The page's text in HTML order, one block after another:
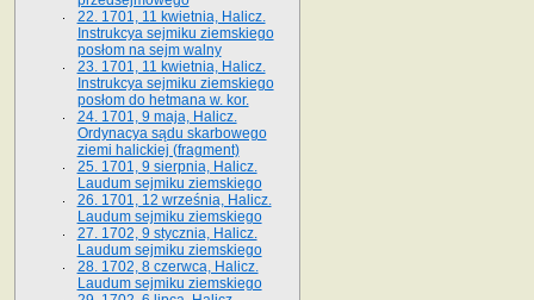
22. 1701, 11 kwietnia, Halicz.
Instrukcya sejmiku ziemskiego
posłom na sejm walny
23. 1701, 11 kwietnia, Halicz.
Instrukcya sejmiku ziemskiego
posłom do hetmana w. kor.
24. 1701, 9 maja, Halicz.
Ordynacya sądu skarbowego
ziemi halickiej (fragment)
25. 1701, 9 sierpnia, Halicz.
Laudum sejmiku ziemskiego
26. 1701, 12 września, Halicz.
Laudum sejmiku ziemskiego
27. 1702, 9 stycznia, Halicz.
Laudum sejmiku ziemskiego
28. 1702, 8 czerwca, Halicz.
Laudum sejmiku ziemskiego